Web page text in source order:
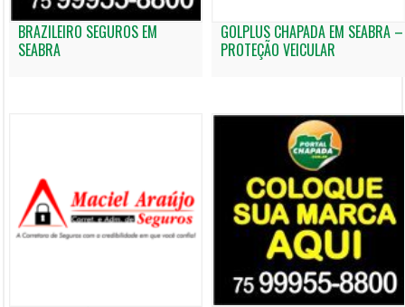
BRAZILEIRO SEGUROS EM
SEABRA
GOLPLUS CHAPADA EM SEABRA –
PROTEÇÃO VEICULAR